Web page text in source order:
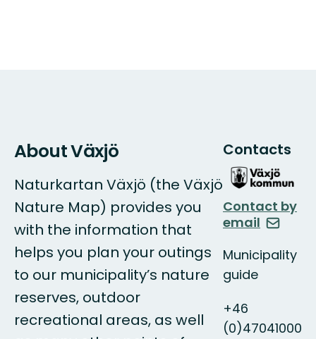
About Växjö
Naturkartan Växjö (the Växjö
Nature Map) provides you
with the information that
helps you plan your outings
to our municipality’s nature
reserves, outdoor
recreational areas, as well
Contacts
Contact by
email
Municipality
guide
+46
(0)47041000